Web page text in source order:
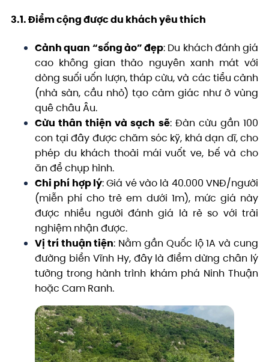
3.1. Điểm cộng được du khách yêu thích
Cảnh quan “sống ảo” đẹp: Du khách đánh giá
cao không gian thảo nguyên xanh mát với
dòng suối uốn lượn, tháp cừu, và các tiểu cảnh
(nhà sàn, cầu nhỏ) tạo cảm giác như ở vùng
quê châu Âu.
Cừu thân thiện và sạch sẽ: Đàn cừu gần 100
con tại đây được chăm sóc kỹ, khá dạn dĩ, cho
phép du khách thoải mái vuốt ve, bế và cho
ăn để chụp hình.
Chi phí hợp lý: Giá vé vào là 40.000 VNĐ/người
(miễn phí cho trẻ em dưới 1m), mức giá này
được nhiều người đánh giá là rẻ so với trải
nghiệm nhận được.
Vị trí thuận tiện: Nằm gần Quốc lộ 1A và cung
đường biển Vĩnh Hy, đây là điểm dừng chân lý
tưởng trong hành trình khám phá Ninh Thuận
hoặc Cam Ranh.